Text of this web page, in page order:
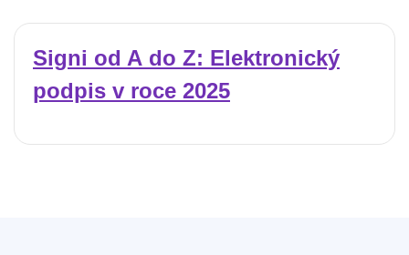
Signi od A do Z: Elektronický
podpis v roce 2025